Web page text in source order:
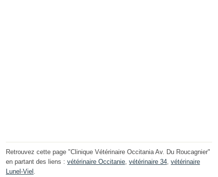
Retrouvez cette page "Clinique Vétérinaire Occitania Av. Du Roucagnier"
en partant des liens : vétérinaire Occitanie vétérinaire 34 vétérinaire
Lunel-Viel